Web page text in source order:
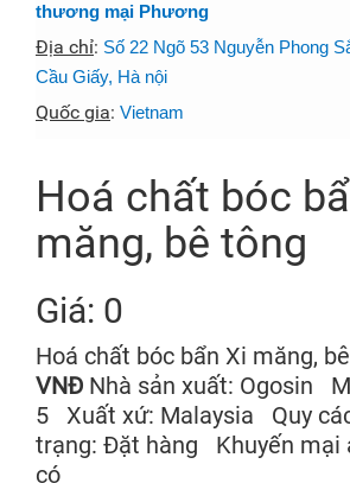
thương mại Phương
Địa chỉ: Số 22 Ngõ 53 Nguyễn Phong
Cầu Giấy, Hà nội
Quốc gia: Vietnam
Hoá chất bóc
măng, bê tông
Giá: 0
Hoá chất bóc bẩn Xi măng,
VNĐ Nhà sản xuất: Ogosin
5 Xuất xứ: Malaysia Quy
trạng: Đặt hàng Khuyến mại
có